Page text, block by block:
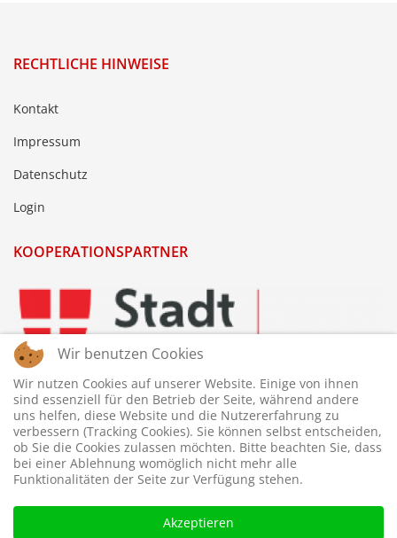
RECHTLICHE HINWEISE
Kontakt
Impressum
Datenschutz
Login
KOOPERATIONSPARTNER
Wir benutzen Cookies
Wir nutzen Cookies auf unserer Website. Einige von ihnen
sind essenziell für den Betrieb der Seite, während andere
uns helfen, diese Website und die Nutzererfahrung zu
verbessern (Tracking Cookies). Sie können selbst entscheiden,
ob Sie die Cookies zulassen möchten. Bitte beachten Sie, dass
bei einer Ablehnung womöglich nicht mehr alle
Funktionalitäten der Seite zur Verfügung stehen.
Akzeptieren